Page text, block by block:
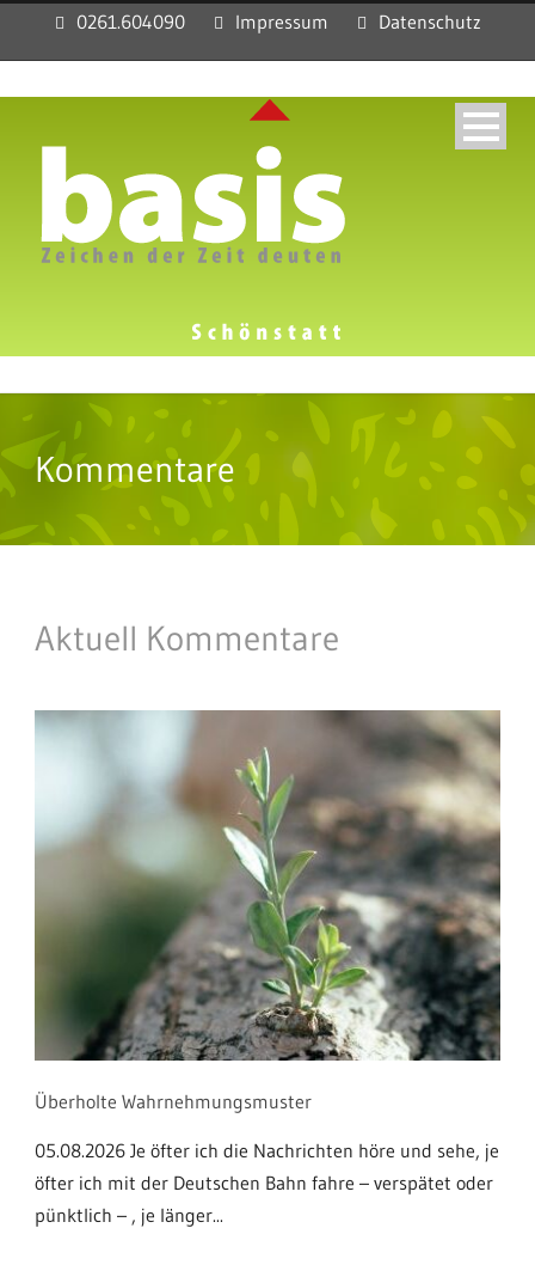
0261.604090 Impressum Datenschutz
Kommentare
Aktuell Kommentare
Überholte Wahrnehmungsmuster
05.08.2026 Je öfter ich die Nachrichten höre und sehe, je
öfter ich mit der Deutschen Bahn fahre – verspätet oder
pünktlich – , je länger...